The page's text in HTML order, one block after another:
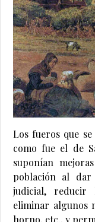
Los fueros que
como fue el de
suponían
población al dar
judicial, reducir
eliminar algunos
horno, etc., y